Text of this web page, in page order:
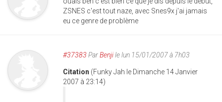
ZSNES c'est tout naze, avec Snes9x j'ai jamais
eu ce genre de problème
#37383 ParBenjile lun 15/01/2007 à 7h03
Citation (Funky Jah le Dimanche 14 Janvier
2007 à 23:14)